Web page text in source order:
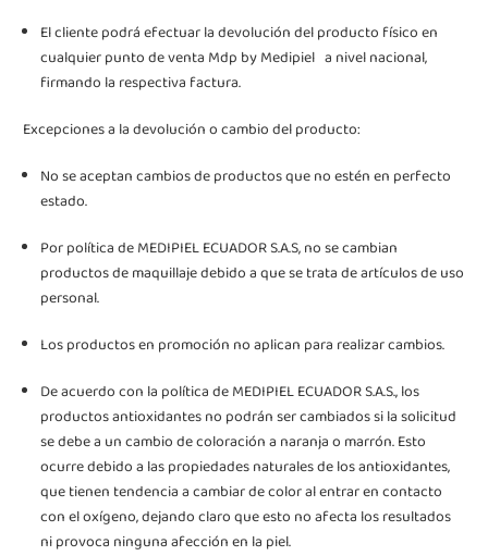
El cliente podrá efectuar la devolución del producto físico en
cualquier punto de venta Mdp by Medipiel a nivel nacional,
firmando la respectiva factura.
Excepciones a la devolución o cambio del producto:
No se aceptan cambios de productos que no estén en perfecto
estado.
Por política de MEDIPIEL ECUADOR S.A.S, no se cambian
productos de maquillaje debido a que se trata de artículos de uso
personal.
Los productos en promoción no aplican para realizar cambios.
De acuerdo con la política de MEDIPIEL ECUADOR S.A.S., los
productos antioxidantes no podrán ser cambiados si la solicitud
se debe a un cambio de coloración a naranja o marrón. Esto
ocurre debido a las propiedades naturales de los antioxidantes,
que tienen tendencia a cambiar de color al entrar en contacto
con el oxígeno, dejando claro que esto no afecta los resultados
ni provoca ninguna afección en la piel.